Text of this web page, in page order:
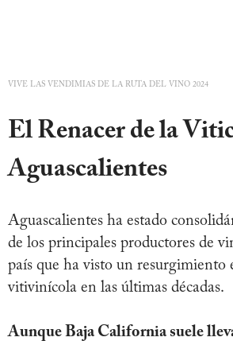
VIVE LAS VENDIMIAS DE LA RUTA DEL VINO 2024
El Renacer de la
Aguascalientes
Aguascalientes ha estado
de los principales productores de
país que ha visto un resurgimiento
vitivinícola en las últimas décadas.
Aunque Baja California suele